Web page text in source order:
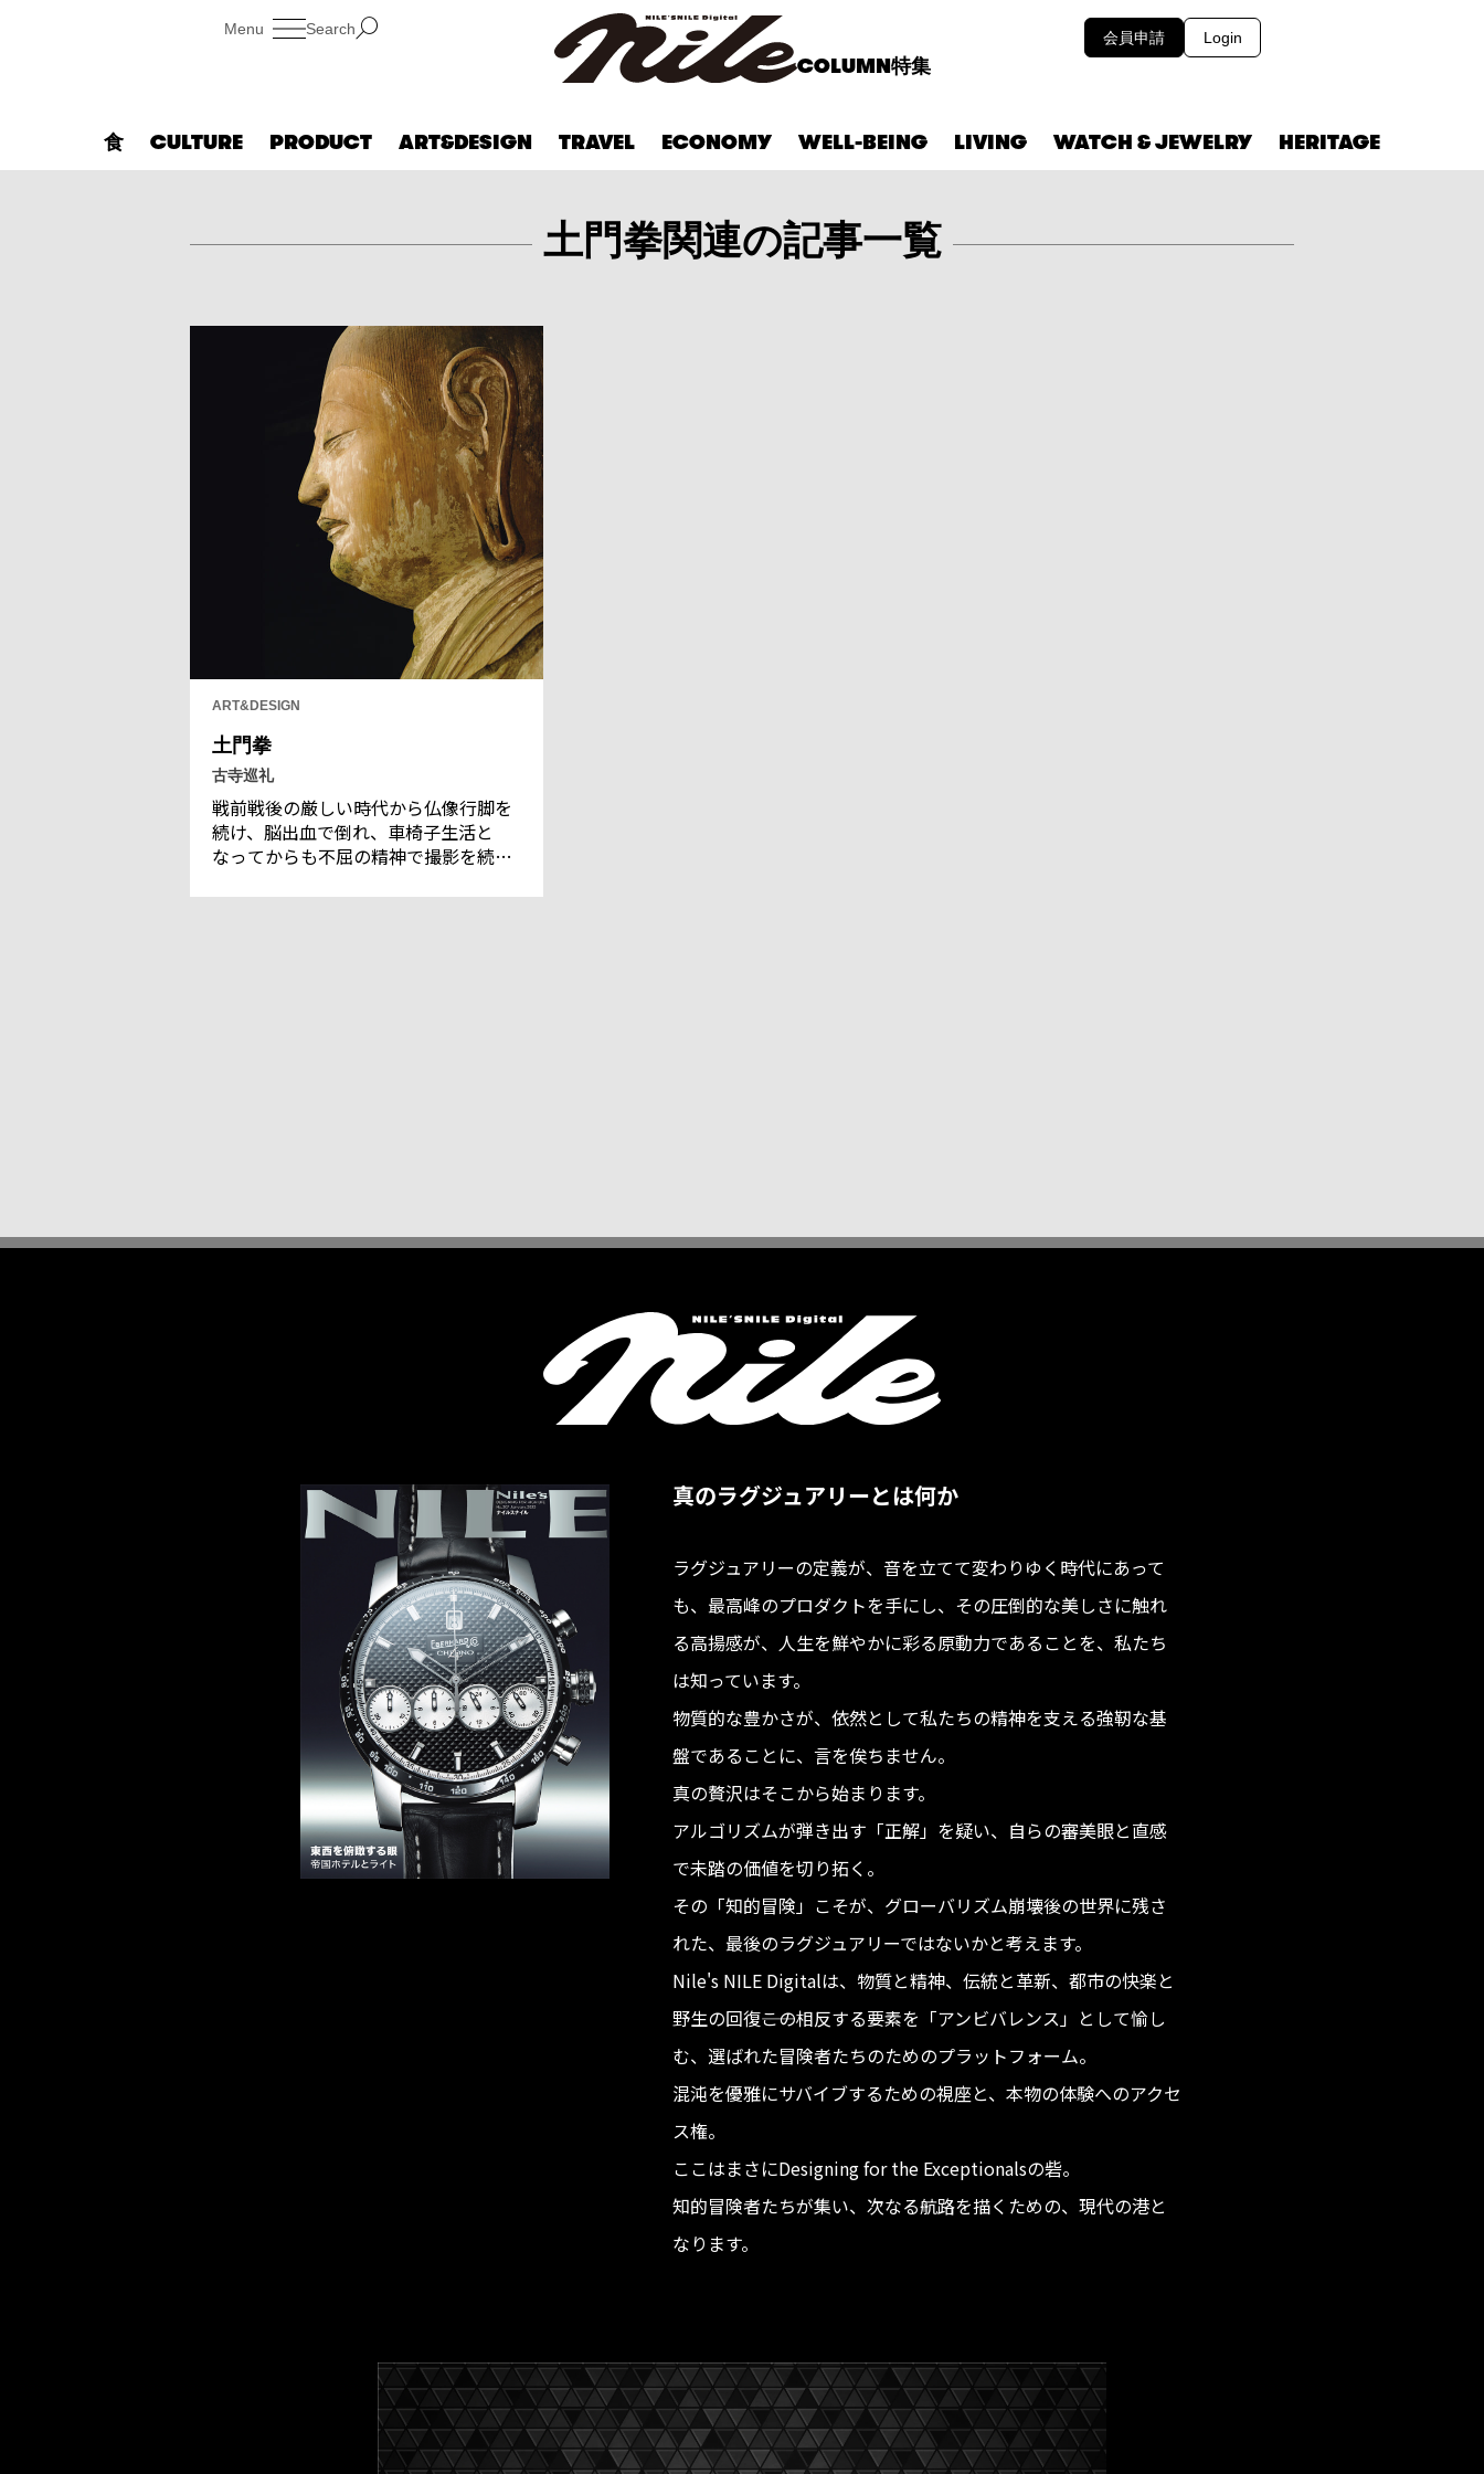
Search
COLUMN特集
会員申請 Login
食 CULTURE PRODUCT ART&DESIGN TRAVEL ECONOMY WELL-BEING LIVING WATCH & JEWELRY HERITAGE
土門拳関連の記事一覧
ART&DESIGN
土門拳
古寺巡礼
戦前戦後の厳しい時代から仏像行脚を
続け、脳出血で倒れ、車椅子生活と
なってからも不屈の精神で撮影を続行
衣など細部をクローズアップする独自
真のラグジュアリーとは何か
ラグジュアリーの定義が、音を立てて変わりゆく時代にあって
も、最高峰のプロダクトを手にし、その圧倒的な美しさに触れ
る高揚感が、人生を鮮やかに彩る原動力であることを、私たち
は知っています。
物質的な豊かさが、依然として私たちの精神を支える強靭な基
盤であることに、言を俟ちません。
真の贅沢はそこから始まります。
アルゴリズムが弾き出す「正解」を疑い、自らの審美眼と直感
で未踏の価値を切り拓く。
その「知的冒険」こそが、グローバリズム崩壊後の世界に残さ
れた、最後のラグジュアリーではないかと考えます。
Nile's NILE Digitalは、物質と精神、伝統と革新、都市の快楽と
野生の回復――この相反する要素を「アンビバレンス」として愉し
む、選ばれた冒険者たちのためのプラットフォーム。
混沌を優雅にサバイブするための視座と、本物の体験へのアクセ
ス権。
ここはまさにDesigning for the Exceptionalsの砦。
知的冒険者たちが集い、次なる航路を描くための、現代の港と
なります。